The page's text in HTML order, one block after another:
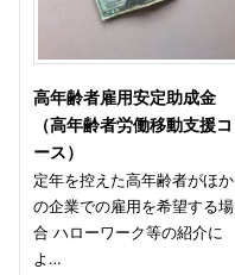
高年齢者雇用安定助成金
（高年齢者労働移動支援コ
ース）
定年を控えた高年齢者がほか
の企業での雇用を希望する場
合 ハローワーク等の紹介に
よ…